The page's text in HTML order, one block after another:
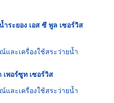
ำระยอง เอส ซี พูล เซอร์วิส
และเครื่องใช้สระว่ายน้ำ
พอร์ซูท เซอร์วิส
และเครื่องใช้สระว่ายน้ำ